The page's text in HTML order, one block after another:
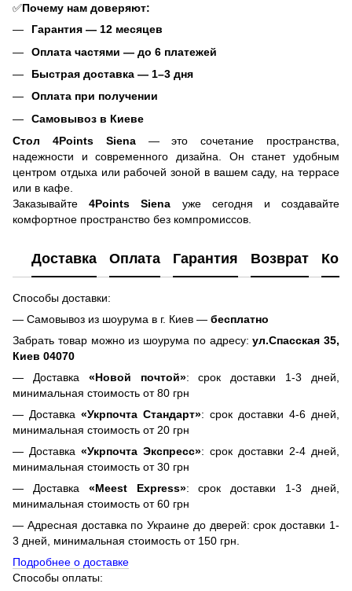
✅Почему нам доверяют:
Гарантия — 12 месяцев
Оплата частями — до 6 платежей
Быстрая доставка — 1–3 дня
Оплата при получении
Самовывоз в Киеве
Стол 4Points Siena— это сочетание пространства,
надежности и современного дизайна. Он станет удобным
центром отдыха или рабочей зоной в вашем саду, на террасе
или в кафе.
Заказывайте4Points Siena уже сегодня и создавайте
комфортное пространство без компромиссов.
Доставка Оплата Гарантия Возврат
Способы доставки:
— Самовывоз из шоурума в г. Киев — бесплатно
Забрать товар можно из шоурума по адресу:ул.Спасская 35,
Киев 04070
— Доставка «Новой почтой»: срок доставки 1-3 дней,
минимальная стоимость от 80 грн
— Доставка «Укрпочта Стандарт»: срок доставки 4-6 дней,
минимальная стоимость от 20 грн
— Доставка «Укрпочта Экспресс»: срок доставки 2-4 дней,
минимальная стоимость от 30 грн
— Доставка «Meest Express»: срок доставки 1-3 дней,
минимальная стоимость от 60 грн
— Адресная доставка по Украине до дверей: срок доставки 1-
3 дней, минимальная стоимость от 150 грн.
Подробнее о доставке
Способы оплаты: